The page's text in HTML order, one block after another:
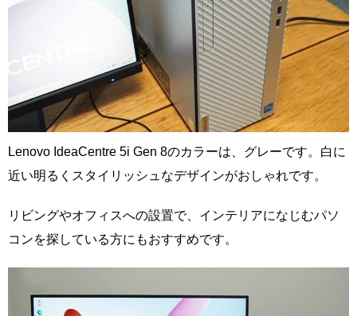
Lenovo IdeaCentre 5i Gen 8のカラーは、グレーです。白に
近い明るくスタイリッシュなデザインがおしゃれです。
リビングやオフィスへの設置で、インテリアになじむパソ
コンを探している方にもおすすめです。